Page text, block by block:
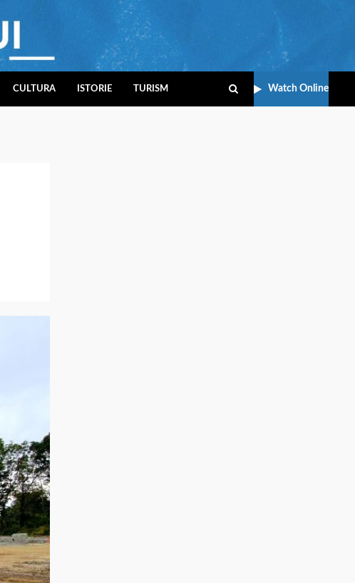
CULTURA ISTORIE TURISM Watch Online